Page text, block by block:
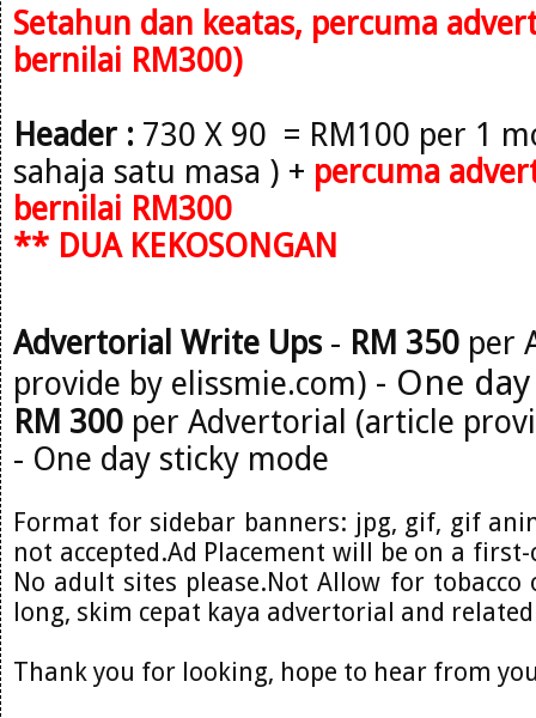
Setahun dan keatas, percuma
bernilai RM300)
Header : 730 X 90 = RM100 per 1
sahaja satu masa ) + percuma
bernilai RM300
** DUA KEKOSONGAN
Advertorial Write Ups - RM 350 per
provide by elissmie.com) - One
RM 300 per Advertorial (article
- One day sticky mode
Format for sidebar banners: jpg, gif, gif
not accepted.Ad Placement will be on a
No adult sites please.Not Allow for tobacco
long, skim cepat kaya advertorial and
Thank you for looking, hope to hear from